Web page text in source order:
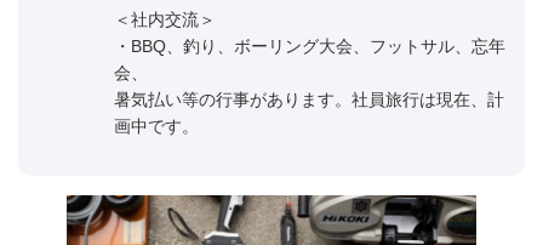
＜社内交流＞
・BBQ、釣り、ボーリング大会、フットサル、忘年
会、
暑気払い等の行事があります。社員旅行は現在、計
画中です。